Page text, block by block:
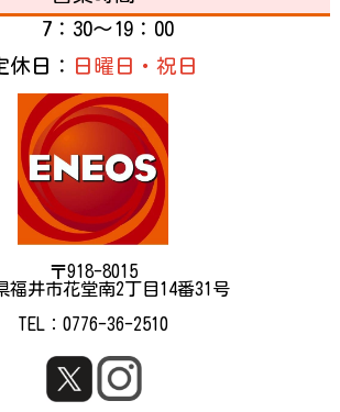
7：30～19：00
休日：
日曜日・祝日
〒918-8015
福井市花堂南2丁目14番31号
TEL：0776-36-2510